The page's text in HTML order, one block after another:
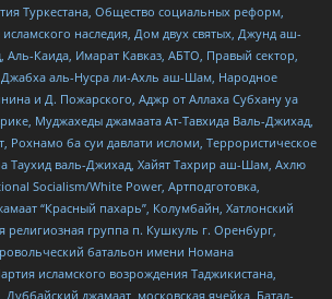
Туркестана, Общество социальных реформ,
наследия, Дом двух святых, Джунд аш-
Каида, Имарат Кавказ, АБТО, Правый сектор,
Джабха аль-Нусра ли-Ахль аш-Шам, Народное
и Д. Пожарского, Аджр от Аллаха Субхану уа
Муджахеды джамаата Ат-Тавхида Валь-Джихад,
Рохнамо ба суи давлати исломи, Террористическое
Таухид валь-Джихад, Хайят Тахрир аш-Шам, Ахлю
Socialism/White Power, Артподготовка,
“Красный пахарь”, Колумбайн, Хатлонский
религиозная группа п. Кушкуль г. Оренбург,
батальон имени Номана
исламского возрождения Таджикистана,
джамаат, московская ячейка, Батал-